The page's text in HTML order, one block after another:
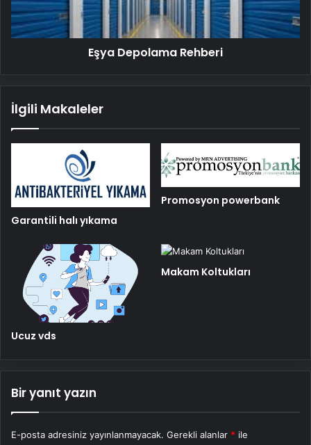
Eşya Depolama Rehberi
İlgili Makaleler
Garantili halı yıkama
Promosyon powerbank
Ucuz vds
Makam Koltukları
Bir yanıt yazın
E-posta adresiniz yayınlanmayacak. Gerekli alanlar * ile